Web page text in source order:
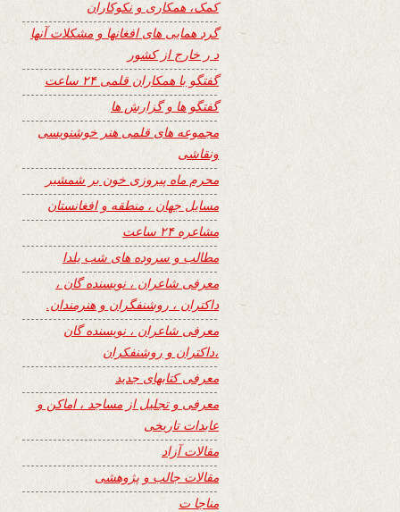
کمک، همکاری و نکوکاران
گرد همایی های افغانها و مشکلات آنها
د ر خارج از کشور
گفتگو با همکاران قلمی ۲۴ ساعت
گفتگو ها و گزارش ها
مجموعه های قلمی هنر خوشنویسی
ونقاشی
محرم ماه پیروزی خون بر شمشیر
مسایل جهان ، منطقه و افغانستان
مشاعره ۲۴ ساعت
مطالب و سروده های شب یلدا
معرفی شاعران ، نویسنده گان ،
داکتران ، روشنفگران و هنرمندان.
معرفی شاعران ، نویسنده گان
،داکتران و روشنفکران
معرفی کتابهای جدید
معرفی و تجلیل از مساجد ، اماکن و
عابدات تاریخی
مقالات آزاد
مقالات جالب و پژوهشی
مناجا ت